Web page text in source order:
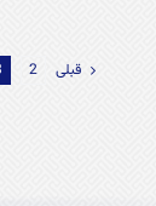
قبلی 2